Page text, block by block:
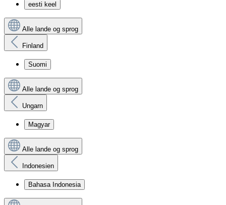
eesti keel
Alle lande og sprog
Finland
Suomi
Alle lande og sprog
Ungarn
Magyar
Alle lande og sprog
Indonesien
Bahasa Indonesia